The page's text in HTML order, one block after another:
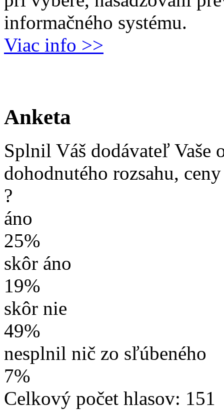
informačného systému.
Viac info >>
Anketa
Splnil Váš dodávateľ Vaše
dohodnutého rozsahu,
?
áno
25%
skôr áno
19%
skôr nie
49%
nesplnil nič zo sľúbeného
7%
Celkový počet hlasov: 151